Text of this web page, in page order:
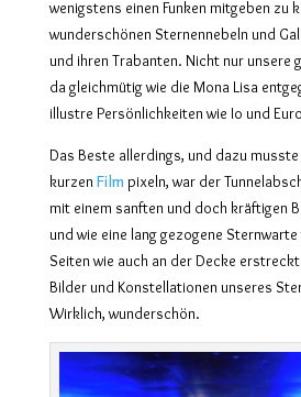
wenigstens einen Funken mitgeben zu
wunderschönen Sternennebeln und
und ihren Trabanten. Nicht nur unsere
da gleichmütig wie die Mona Lisa
illustre Persönlichkeiten wie Io und
Das Beste allerdings, und dazu
kurzen Film pixeln, war der
mit einem sanften und doch kräftigen
und wie eine lang gezogene
Seiten wie auch an der Decke
Bilder und Konstellationen unseres
Wirklich, wunderschön.